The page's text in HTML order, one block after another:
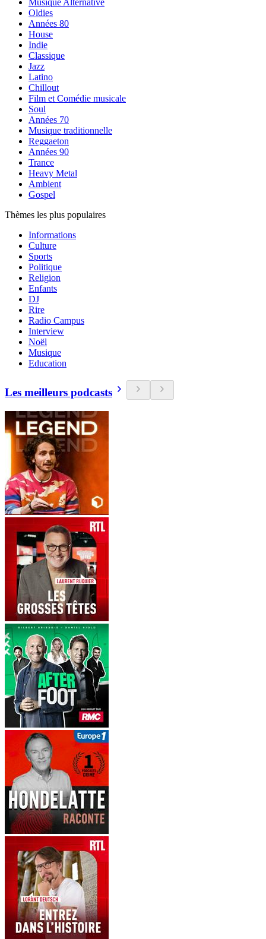
Musique Alternative
Oldies
Années 80
House
Indie
Classique
Jazz
Latino
Chillout
Film et Comédie musicale
Soul
Années 70
Musique traditionnelle
Reggaeton
Années 90
Trance
Heavy Metal
Ambient
Gospel
Thèmes les plus populaires
Informations
Culture
Sports
Politique
Religion
Enfants
DJ
Rire
Radio Campus
Interview
Noël
Musique
Education
Les meilleurs podcasts